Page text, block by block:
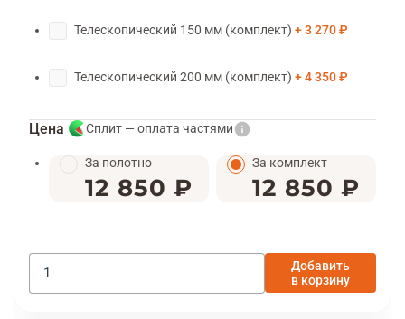
Телескопический 150 мм (комплект) 3 270 ₽
Телескопический 200 мм (комплект) 4 350 ₽
Цена Сплит — оплата частями
За полотно
12 850 ₽
За комплект
12 850 ₽
Добавить
в корзину